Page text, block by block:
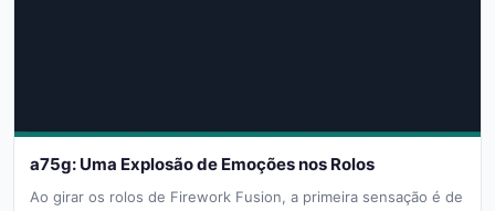
a75g: Uma Explosão de Emoções nos Rolos
Ao girar os rolos de Firework Fusion, a primeira sensação é de